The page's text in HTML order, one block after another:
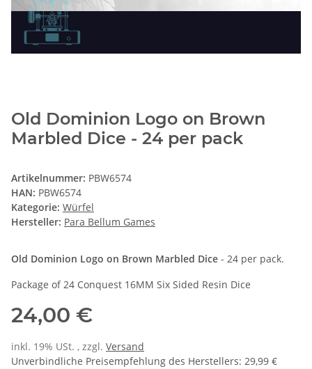
Old Dominion Logo on Brown
Marbled Dice - 24 per pack
Artikelnummer: PBW6574
HAN: PBW6574
Kategorie: Würfel
Hersteller: Para Bellum Games
Old Dominion Logo on Brown Marbled Dice - 24 per pack.
Package of 24 Conquest 16MM Six Sided Resin Dice
24,00 €
inkl. 19% USt. , zzgl. Versand
Unverbindliche Preisempfehlung des Herstellers: 29,99 €